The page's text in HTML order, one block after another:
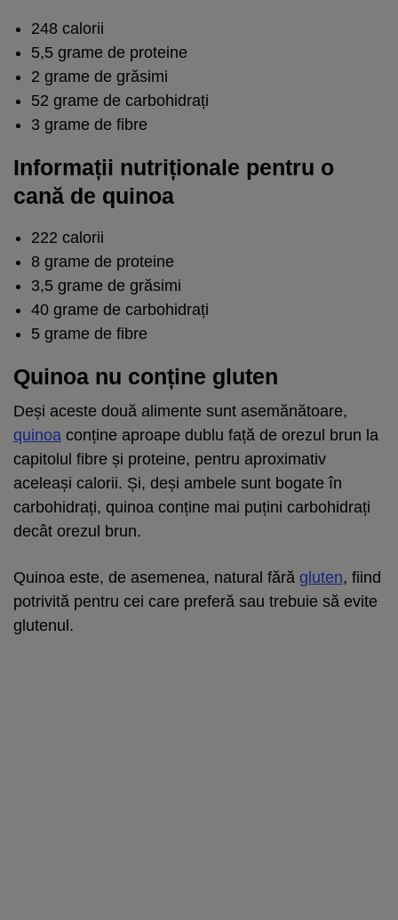
248 calorii
5,5 grame de proteine
2 grame de grăsimi
52 grame de carbohidrați
3 grame de fibre
Informații nutriționale pentru o
cană de quinoa
222 calorii
8 grame de proteine
3,5 grame de grăsimi
40 grame de carbohidrați
5 grame de fibre
Quinoa nu conține gluten
Deși aceste două alimente sunt asemănătoare,
quinoa conține aproape dublu față de orezul brun la
capitolul fibre și proteine, pentru aproximativ
aceleași calorii. Și, deși ambele sunt bogate în
carbohidrați, quinoa conține mai puțini carbohidrați
decât orezul brun.
Quinoa este, de asemenea, natural fără gluten, fiind
potrivită pentru cei care preferă sau trebuie să evite
glutenul.